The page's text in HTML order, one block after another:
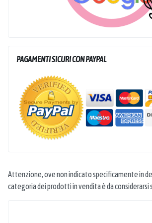
PAGAMENTI SICURI CON PAYPAL
Attenzione, ove non indicato specificamente in
categoria dei prodotti in vendita è da considerarsi